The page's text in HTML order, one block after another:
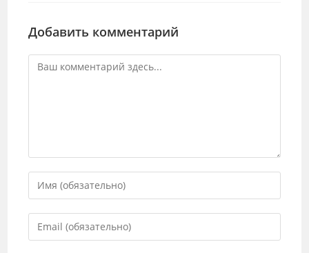
Добавить комментарий
Комментарий
Введите
свое
имя
или
Введите
свой